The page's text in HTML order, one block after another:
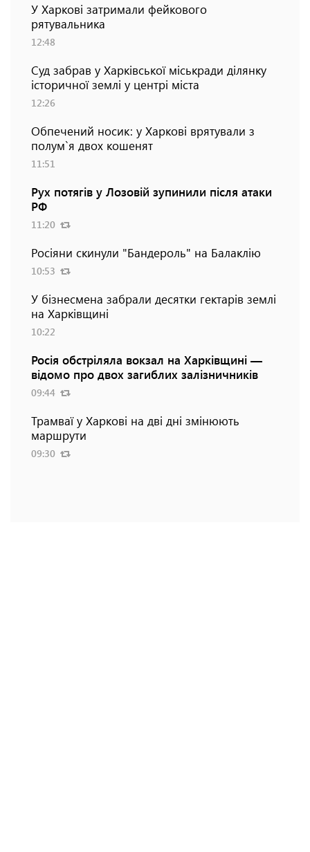
У Харкові затримали фейкового
рятувальника
12:48
Суд забрав у Харківської міськради ділянку
історичної землі у центрі міста
12:26
Обпечений носик: у Харкові врятували з
полум`я двох кошенят
11:51
Рух потягів у Лозовій зупинили після атаки
РФ
11:20
Росіяни скинули "Бандероль" на Балаклію
10:53
У бізнесмена забрали десятки гектарів землі
на Харківщині
10:22
Росія обстріляла вокзал на Харківщині —
відомо про двох загиблих залізничників
09:44
Трамваї у Харкові на дві дні змінюють
маршрути
09:30